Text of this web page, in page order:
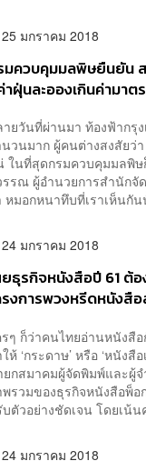
25 มกราคม 2018
มควบคุมมลพิษยืนยัน
าฝุ่นละอองเกินค่ามาต
ยวันที่ผ่านมา ท้องฟ้ากรุ
วนมาก ผู้คนต่างสงสัยว่า
ในที่สุดกรมควบคุมมลพิษ
รรณ ผู้อำนวยการสำนักจั
หมอกหนาทึบที่เราเห็นกั
24 มกราคม 2018
ยธุรกิจหนังสือปี 61 ต้
รงการพวงหรีดหนังสื
ๆ ก็ว่าคนไทยอ่านหนังสื
ห้ ‘กระดาษ’ หรือ ‘หนั
กสมาคมผู้จัดพิมพ์และผู้จ
รวมของธุรกิจหนังสือพ็อ
ตัวอย่างชัดเจน โดยเน้
24 มกราคม 2018